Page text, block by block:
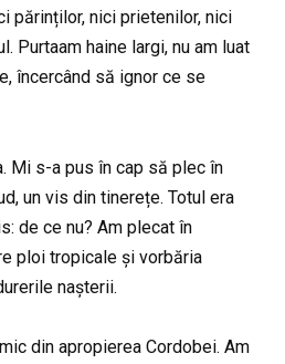
părinților, nici prietenilor, nici
Purtaam haine largi, nu am luat
încercând să ignor ce se
Mi s-a pus în cap să plec în
un vis din tinerețe. Totul era
de ce nu? Am plecat în
ploi tropicale și vorbăria
nașterii.
din apropierea Cordobei. Am